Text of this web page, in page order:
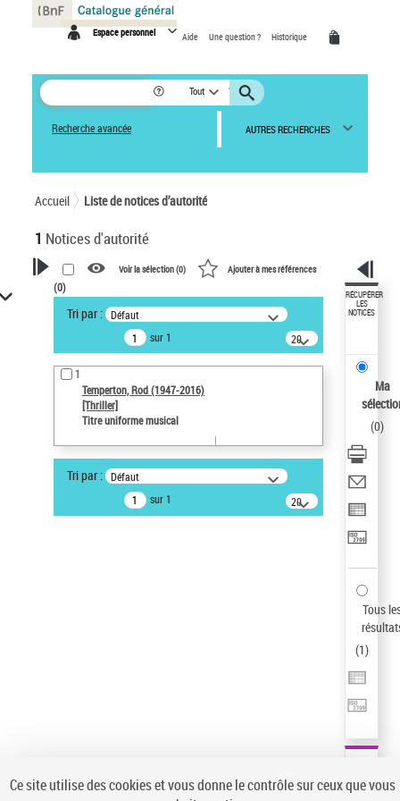
Espace personnel Aide Une question ? Historique
Tout
Recherche avancée AUTRES RECHERCHES
Accueil Liste de notices d’autorité
1 Notices d'autorité
VOTRE RECHERCHE
Recherche avancée dans les
notices d’autorité
Œuvres liées à l'auteur :
Temperton, Rod (1947-2016)
Sauvegarder votre recherche
AFFINER
Type de notice d'autorité
Voir la sélection (0) Ajouter à mes références
(0)
Tri par : Défaut
sur 1
20
résultats/page
1
Temperton, Rod (1947-2016)
[Thriller]
Titre uniforme musical
Tri par : Défaut
sur 1
20
résultats/page
RÉCUPÉRER
LES
NOTICES
Ma
(0)
Tous
(1)
Panneau de gestion des cookies
Ce site utilise des cookies et vous donne le contrôle sur ceux que vous